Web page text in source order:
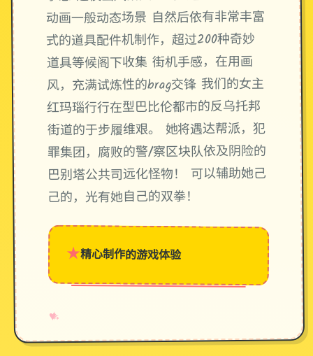
动画一般动态场景 自然后依有非常丰富
式的道具配件机制作，超过200种奇妙
道具等候阁下收集 街机手感，在用画
风，充满试炼性的brag交锋 我们的女主
红玛瑙行行在型巴比伦都市的反乌托邦
街道的于步履维艰。 她将遇达帮派，犯
罪集团，腐败的警/察区块队依及阴险的
巴别塔公共司远化怪物！ 可以辅助她己
己的，光有她自己的双拳！
★精心制作的游戏体验
♥
✧
→